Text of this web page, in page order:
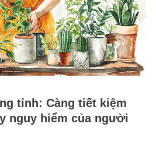
tỉnh: Càng tiết kiệm
nguy hiểm của người